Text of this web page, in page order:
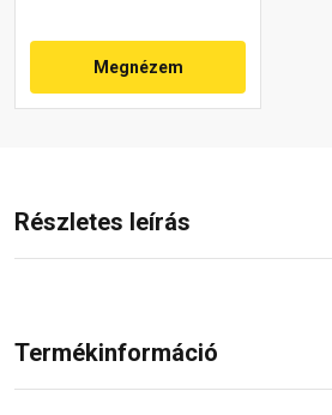
Megnézem
Részletes leírás
Termékinformáció